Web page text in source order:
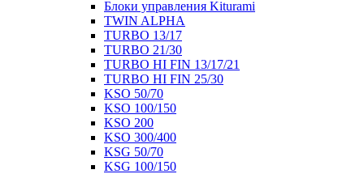
Блоки управления Kiturami
TWIN ALPHA
TURBO 13/17
TURBO 21/30
TURBO HI FIN 13/17/21
TURBO HI FIN 25/30
KSO 50/70
KSO 100/150
KSO 200
KSO 300/400
KSG 50/70
KSG 100/150